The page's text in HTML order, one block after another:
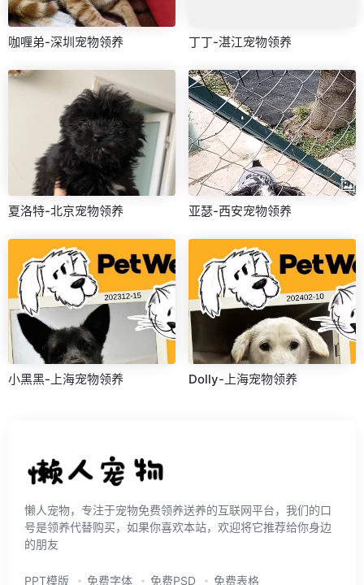
咖喱弟-深圳宠物领养 丁丁-湛江宠物领养
夏洛特-北京宠物领养 亚瑟-西安宠物领养
小黑黑-上海宠物领养 Dolly-上海宠物领养
懒人宠物，专注于宠物免费领养送养的互联网平台，我们的口
号是领养代替购买，如果你喜欢本站，欢迎将它推荐给你身边
的朋友
PPT模版 免费字体 免费PSD 免费表格